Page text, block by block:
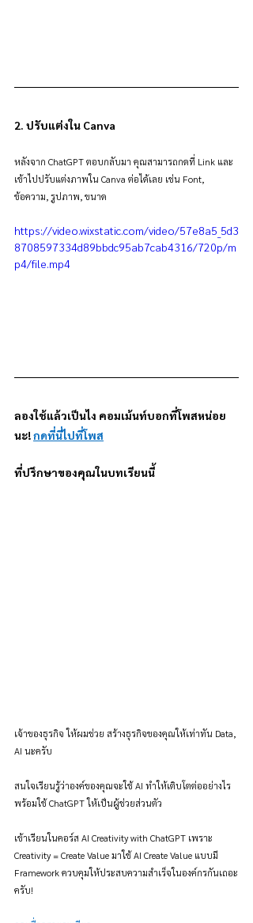
2. ปรับแต่งใน Canva
หลังจาก ChatGPT ตอบกลับมา คุณสามารถกดที่ Link และ
เข้าไปปรับแต่งภาพใน Canva ต่อได้เลย เช่น Font,
ข้อความ, รูปภาพ, ขนาด
https://video.wixstatic.com/video/57e8a5_5d3
8708597334d89bbdc95ab7cab4316/720p/m
p4/file.mp4
ลองใช้แล้วเป็นไง คอมเม้นท์บอกที่โพสหน่อย
นะ! กดที่นี่ไปที่โพส
ที่ปรึกษาของคุณในบทเรียนนี้
เจ้าของธุรกิจ ให้ผมช่วย สร้างธุรกิจของคุณให้เท่าทัน Data,
AI นะครับ
สนใจเรียนรู้ว่าองค์ของคุณจะใช้ AI ทำให้เติบโตต่ออย่างไร
พร้อมใช้ ChatGPT ให้เป็นผู้ช่วยส่วนตัว
เข้าเรียนในคอร์ส AI Creativity with ChatGPT เพราะ
Creativity = Create Value มาใช้ AI Create Value แบบมี
Framework ควบคุมให้ประสบความสำเร็จในองค์กรกันเถอะ
ครับ!